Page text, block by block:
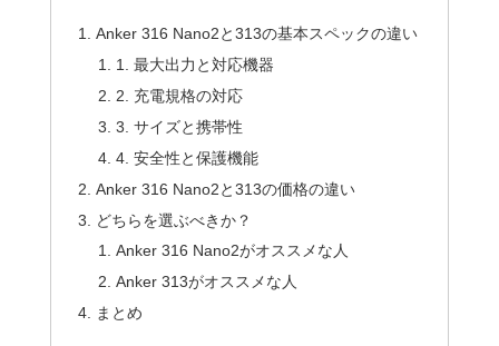
Anker 316 Nano2と313の基本スペックの違い
1. 最大出力と対応機器
2. 充電規格の対応
3. サイズと携帯性
4. 安全性と保護機能
Anker 316 Nano2と313の価格の違い
どちらを選ぶべきか？
Anker 316 Nano2がオススメな人
Anker 313がオススメな人
まとめ